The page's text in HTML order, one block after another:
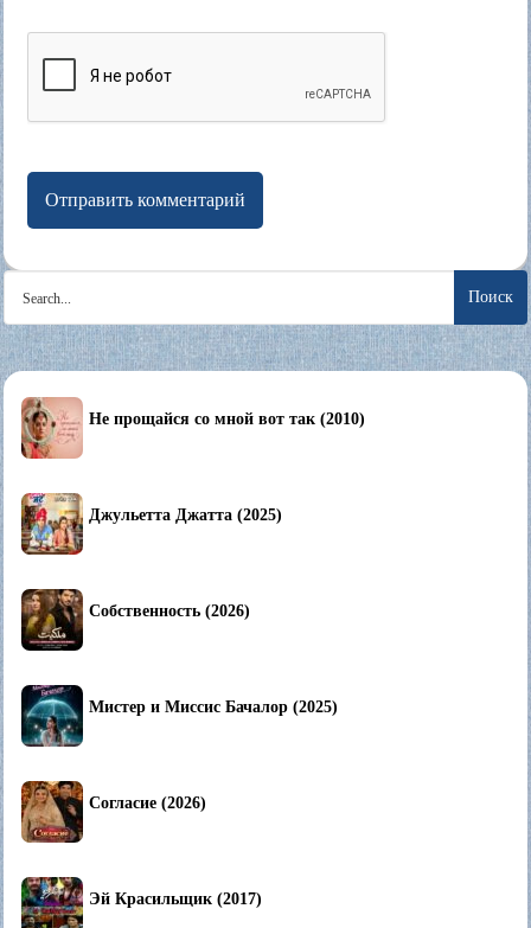
for:
Не прощайся со мной вот так (2010)
Джульетта Джатта (2025)
Собственность (2026)
Мистер и Миссис Бачалор (2025)
Согласие (2026)
Эй Красильщик (2017)